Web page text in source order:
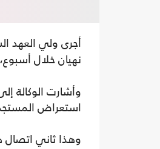
أجرى ولي العهد
نهيان خلال
وأشارت الوكالة
استعراض
وهذا ثاني اتصال